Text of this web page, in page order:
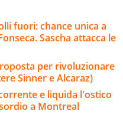
fuori: chance unica a
Sascha attacca le
per rivoluzionare
Sinner e Alcaraz)
e liquida l'ostico
a Montreal